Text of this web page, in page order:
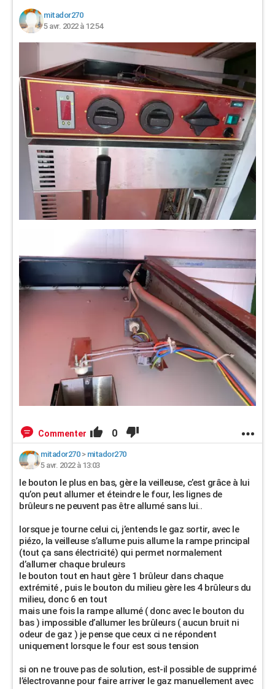
mitador270
5 avr. 2022 à 12:54
Commenter 0
mitador270> mitador270
5 avr. 2022 à 13:03
le bouton le plus en bas, gère la veilleuse, c’est grâce à lui
qu’on peut allumer et éteindre le four, les lignes de
brûleurs ne peuvent pas être allumé sans lui..
lorsque je tourne celui ci, j’entends le gaz sortir, avec le
piézo, la veilleuse s’allume puis allume la rampe principal
(tout ça sans électricité) qui permet normalement
d’allumer chaque bruleurs
le bouton tout en haut gère 1 brûleur dans chaque
extrémité , puis le bouton du milieu gère les 4 brûleurs du
milieu, donc 6 en tout
mais une fois la rampe allumé ( donc avec le bouton du
bas ) impossible d’allumer les brûleurs ( aucun bruit ni
odeur de gaz ) je pense que ceux ci ne répondent
uniquement lorsque le four est sous tension
si on ne trouve pas de solution, est-il possible de supprimé
l’électrovanne pour faire arriver le gaz manuellement avec